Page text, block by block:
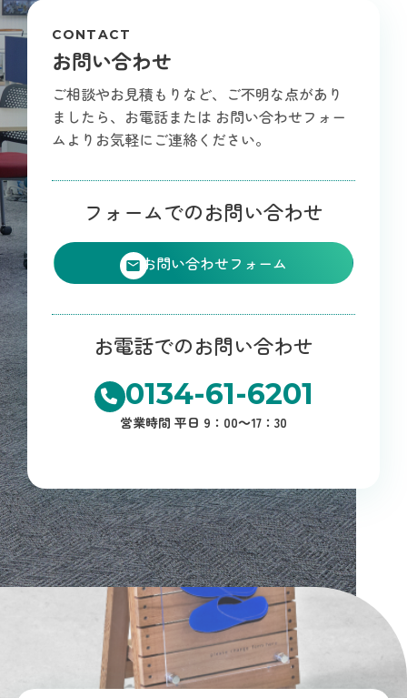
CONTACT
お問い合わせ
ご相談やお見積もりなど、ご不明な点があり
ましたら、お電話または お問い合わせフォー
ムよりお気軽にご連絡ください。
フォームでのお問い合わせ
お問い合わせフォーム
お電話でのお問い合わせ
0134-61-6201
営業時間 平日 9：00～17：30